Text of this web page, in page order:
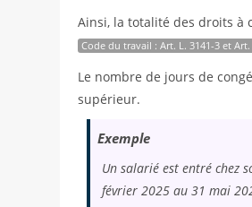
Ainsi, la totalité des droits à
Code du travail : Art. L. 3141-3 et Art.
Le nombre de jours de
supérieur.
Exemple
Un salarié est entré chez
février 2025 au 31 mai